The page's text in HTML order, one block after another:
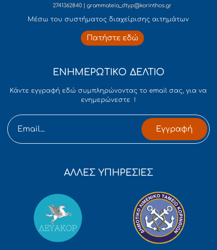
2741362840 | grammateia_dtyp@korinthos.gr
Mέσω του συστήματος διαχείρισης αιτημάτων
Πατήστε εδώ
ΕΝΗΜΕΡΩΤΙΚΟ ΔΕΛΤΙΟ
Κάντε εγγραφή εδώ συμπληρώνοντας το email σας, για να
ενημερώνεστε !
Εγγραφή
ΑΛΛΕΣ ΥΠΗΡΕΣΙΕΣ